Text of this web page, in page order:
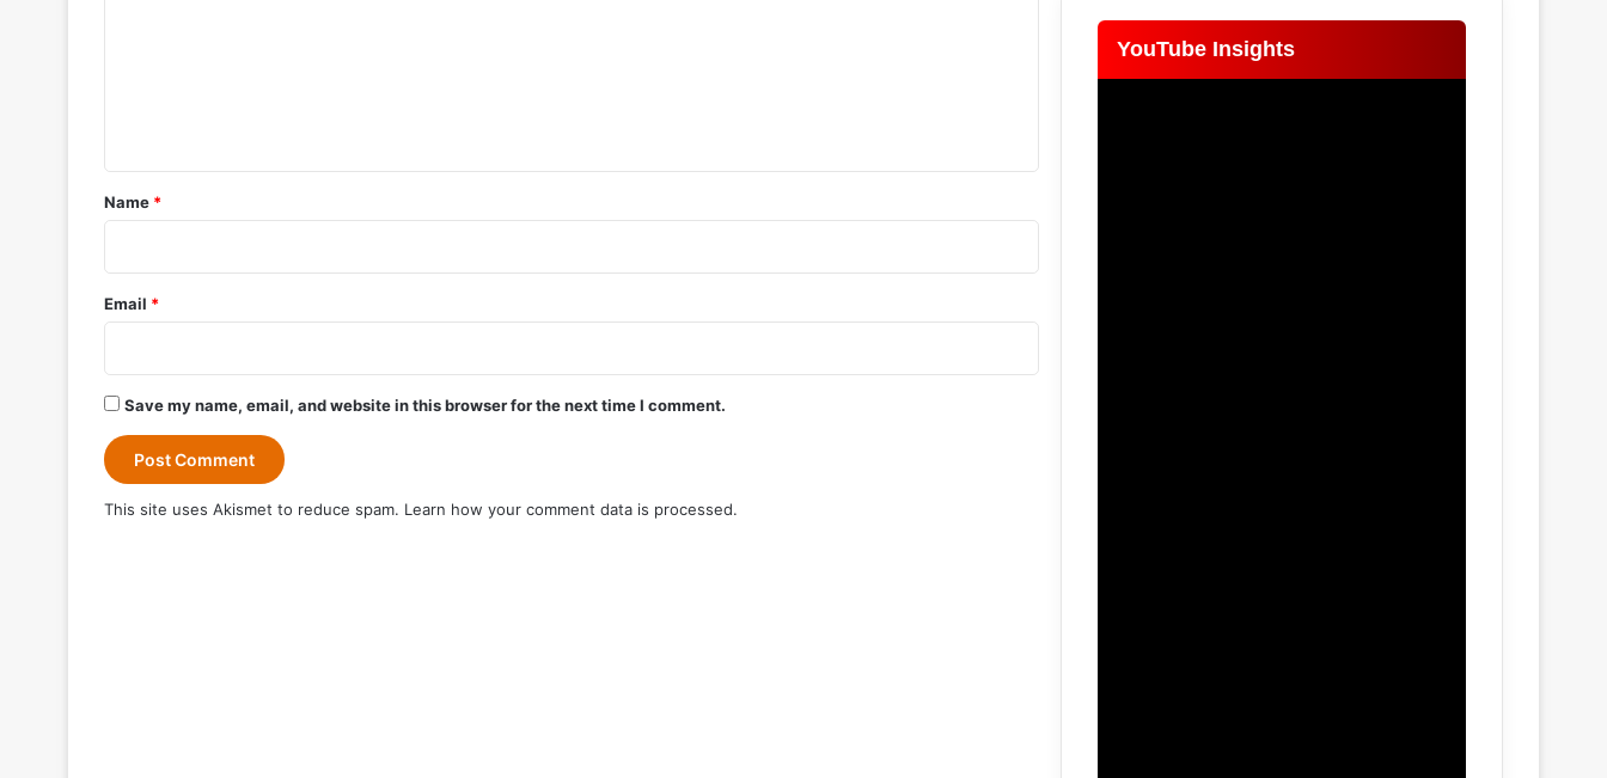
*
Name *
Email *
Save my name, email, and website in this browser for the next time I comment.
This site uses Akismet to reduce spam. Learn how your comment data is processed.
YouTube Insights